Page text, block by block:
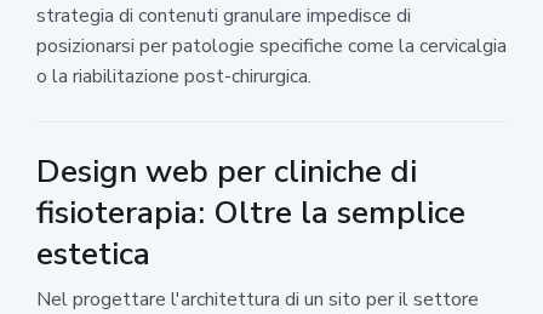
strategia di contenuti granulare impedisce di
posizionarsi per patologie specifiche come la cervicalgia
o la riabilitazione post-chirurgica.
Design web per cliniche di
fisioterapia: Oltre la semplice
estetica
Nel progettare l'architettura di un sito per il settore